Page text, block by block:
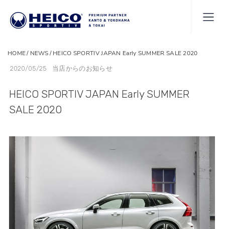
HOME NEWS HEICO SPORTIV JAPAN Early SUMMER SALE 2020
2020/05/25 当店からのお知らせ
HEICO SPORTIV JAPAN Early SUMMER
SALE 2020